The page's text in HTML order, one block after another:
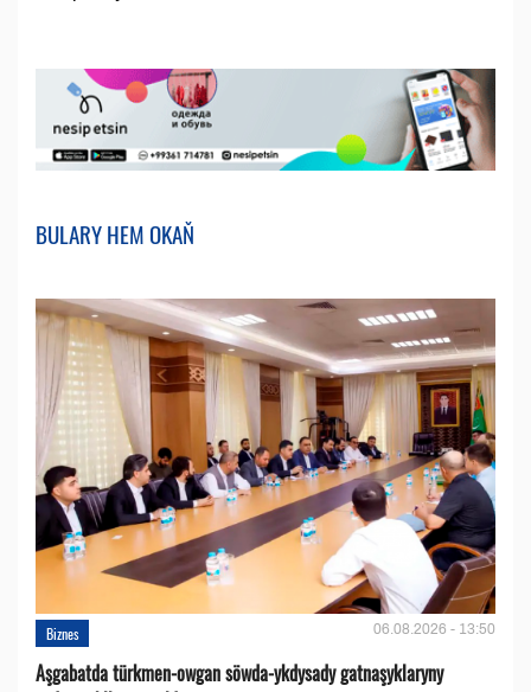
BULARY HEM OKAŇ
Biznes 06.08.2026 - 13:50
Aşgabatda türkmen-owgan söwda-ykdysady gatnaşyklaryny